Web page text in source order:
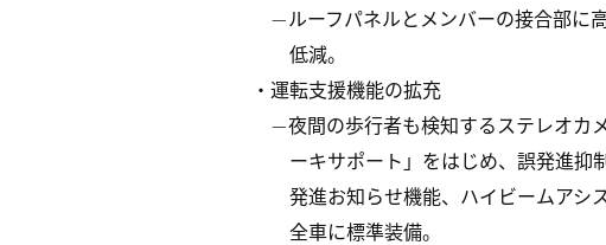
—ルーフパネルとメンバーの接合部に
低減。
・運転支援機能の拡充
—夜間の歩行者も検知するステレオカ
ーキサポート」をはじめ、誤発進抑
発進お知らせ機能、ハイビームアシ
全車に標準装備。